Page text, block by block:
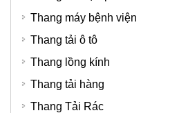
Thang máy bệnh viện
Thang tải ô tô
Thang lồng kính
Thang tải hàng
Thang Tải Rác